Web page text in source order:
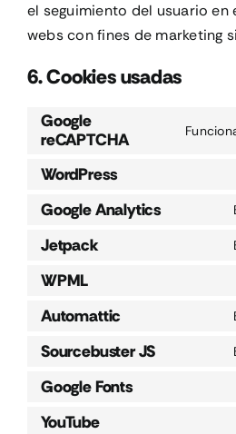
el seguimiento del usuario en
webs con fines de marketing
6. Cookies usadas
Google
reCAPTCHA
WordPress
Google Analytics
Jetpack
WPML
Automattic
Sourcebuster JS
Google Fonts
YouTube